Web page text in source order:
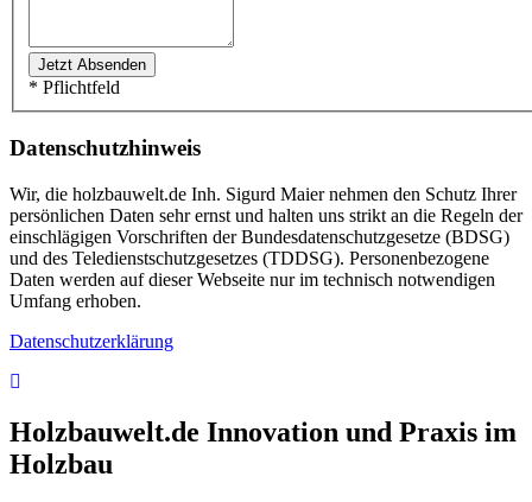
* Pflichtfeld
Datenschutzhinweis
Wir, die holzbauwelt.de Inh. Sigurd Maier nehmen den Schutz Ihrer
persönlichen Daten sehr ernst und halten uns strikt an die Regeln der
einschlägigen Vorschriften der Bundesdatenschutzgesetze (BDSG)
und des Teledienstschutzgesetzes (TDDSG). Personenbezogene
Daten werden auf dieser Webseite nur im technisch notwendigen
Umfang erhoben.
Datenschutzerklärung
Holzbauwelt.de Innovation und Praxis im
Holzbau